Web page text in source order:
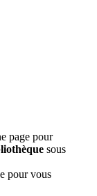
page pour
sous
pour vous